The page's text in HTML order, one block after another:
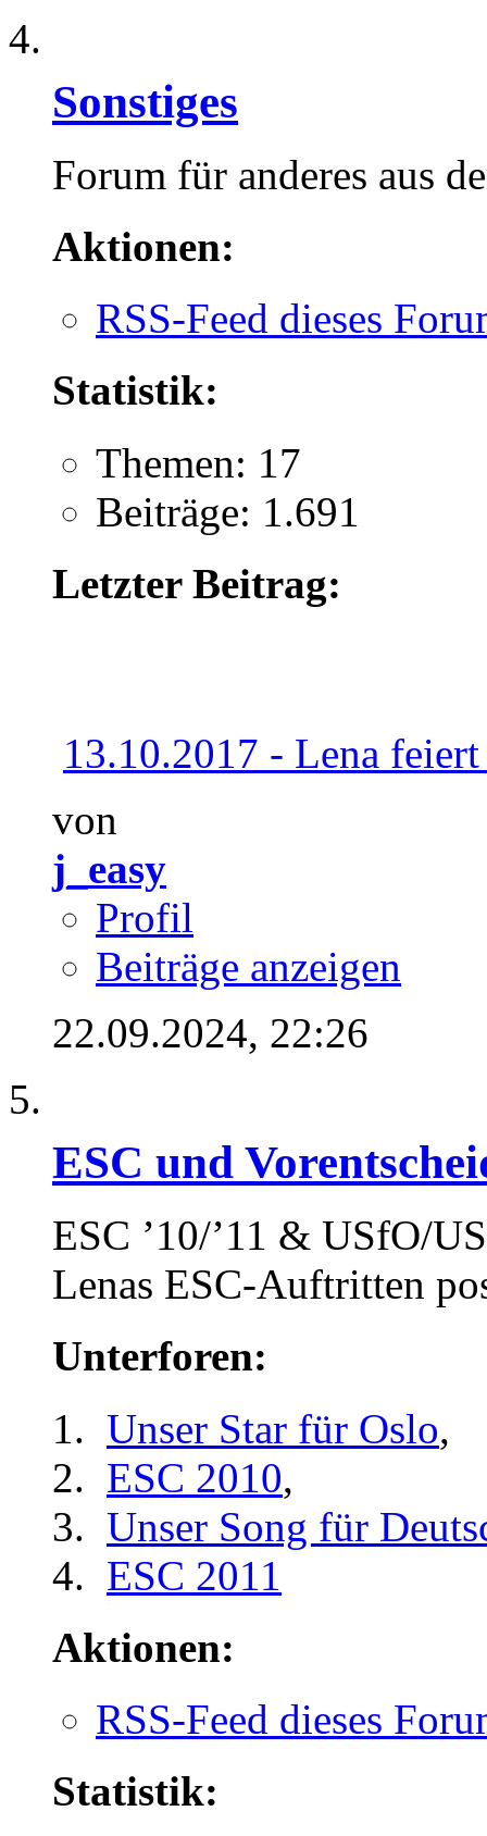
Sonstiges
Forum für anderes aus
Aktionen:
RSS-Feed dieses
Statistik:
Themen: 17
Beiträge: 1.691
Letzter Beitrag:
13.10.2017 - Lena
von
j_easy
Profil
Beiträge anzeigen
22.09.2024, 22:26
ESC und
ESC ’10/’11 & USfO/
Lenas ESC-Auftritten
Unterforen:
Unser Star für Oslo,
ESC 2010,
Unser Song für
ESC 2011
Aktionen:
RSS-Feed dieses
Statistik: